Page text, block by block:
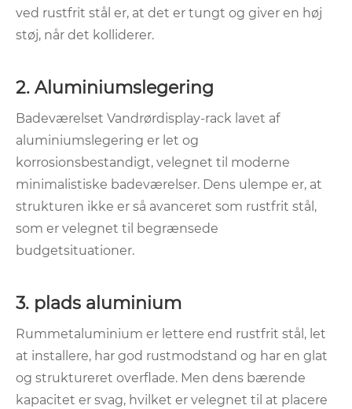
ved rustfrit stål er, at det er tungt og giver en høj
støj, når det kolliderer.
‌2. Aluminiumslegering ‌
Badeværelset Vandrørdisplay-rack lavet af
aluminiumslegering er let og
korrosionsbestandigt, velegnet til moderne
minimalistiske badeværelser. Dens ulempe er, at
strukturen ikke er så avanceret som rustfrit stål,
som er velegnet til begrænsede
budgetsituationer.
3. plads aluminium ‌
Rummetaluminium er lettere end rustfrit stål, let
at installere, har god rustmodstand og har en glat
og struktureret overflade. Men dens bærende
kapacitet er svag, hvilket er velegnet til at placere